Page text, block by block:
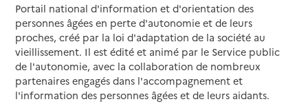
Portail national d'information et d'orientation des
personnes âgées en perte d'autonomie et de leurs
proches, créé par la loi d'adaptation de la société au
vieillissement. Il est édité et animé par le Service public
de l'autonomie, avec la collaboration de nombreux
partenaires engagés dans l'accompagnement et
l'information des personnes âgées et de leurs aidants.